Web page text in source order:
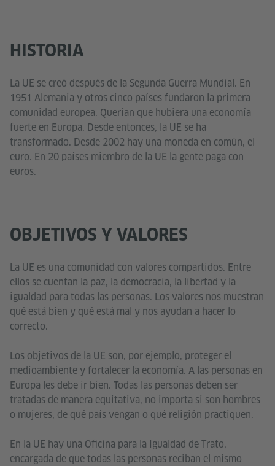
HISTORIA
La UE se creó después de la Segunda Guerra Mundial. En
1951 Alemania y otros cinco países fundaron la primera
comunidad europea. Querían que hubiera una economía
fuerte en Europa. Desde entonces, la UE se ha
transformado. Desde 2002 hay una moneda en común, el
euro. En 20 países miembro de la UE la gente paga con
euros.
OBJETIVOS Y VALORES
La UE es una comunidad con valores compartidos. Entre
ellos se cuentan la paz, la democracia, la libertad y la
igualdad para todas las personas. Los valores nos muestran
qué está bien y qué está mal y nos ayudan a hacer lo
correcto.
Los objetivos de la UE son, por ejemplo, proteger el
medioambiente y fortalecer la economía. A las personas en
Europa les debe ir bien. Todas las personas deben ser
tratadas de manera equitativa, no importa si son hombres
o mujeres, de qué país vengan o qué religión practiquen.
En la UE hay una Oficina para la Igualdad de Trato,
encargada de que todas las personas reciban el mismo